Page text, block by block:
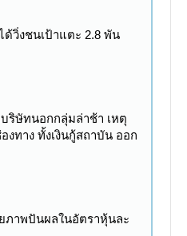
วิ่งชนเป้าแตะ 2.8 พัน
ริษัทนอกกลุ่มล่าช้า เหตุ
ทาง ทั้งเงินกู้สถาบัน ออก
ภาพปันผลในอัตราหุ้นละ